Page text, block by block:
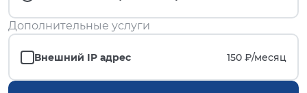
Дополнительные услуги
Внешний IP адрес 150 ₽/месяц